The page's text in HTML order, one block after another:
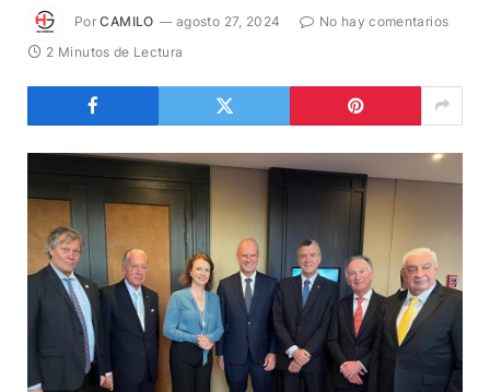
Por CAMILO agosto 27, 2024
No hay comentarios
2 Minutos de Lectura